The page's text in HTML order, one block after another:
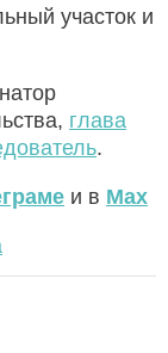
участок и
глава
.
и в Max